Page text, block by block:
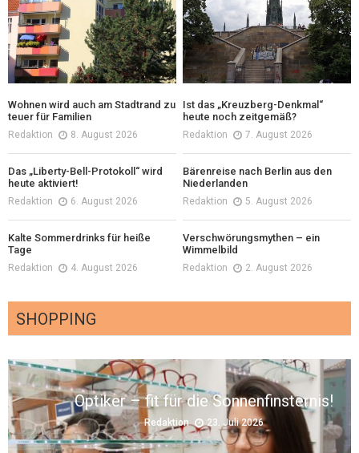
Wohnen wird auch am Stadtrand zu
teuer für Familien
Redaktion 8. August 2026
Ist das „Kreuzberg-Denkmal“
heute noch zeitgemäß?
Redaktion 7. August 2026
Das „Liberty-Bell-Protokoll“ wird
heute aktiviert!
Redaktion 6. August 2026
Bärenreise nach Berlin aus den
Niederlanden
Redaktion 5. August 2026
Kalte Sommerdrinks für heiße
Tage
Redaktion 4. August 2026
Verschwörungsmythen – ein
Wimmelbild
Redaktion 2. August 2026
SHOPPING
Optiker – fit für die Sonnenfinsternis!
Redaktion 23. Juli 2026